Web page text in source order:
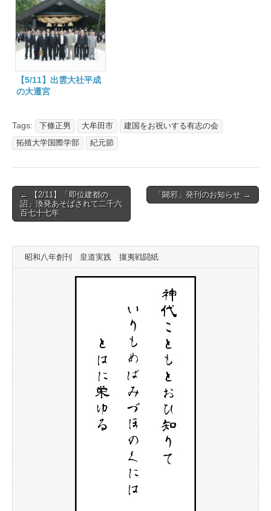
【5/11】出雲大社平成
の大遷宮
Tags: 下條正男 大牟田市
建国をお祝いする有志の会
拓殖大学国際学部
紀元節
Post
navigation
← 【2/11】「即位建都の
詔」渙発あそばされて二千六
百七十七年
「闢邪」発刊のお知らせ →
昭和八年創刊 皇道実践 攘夷戦闘紙